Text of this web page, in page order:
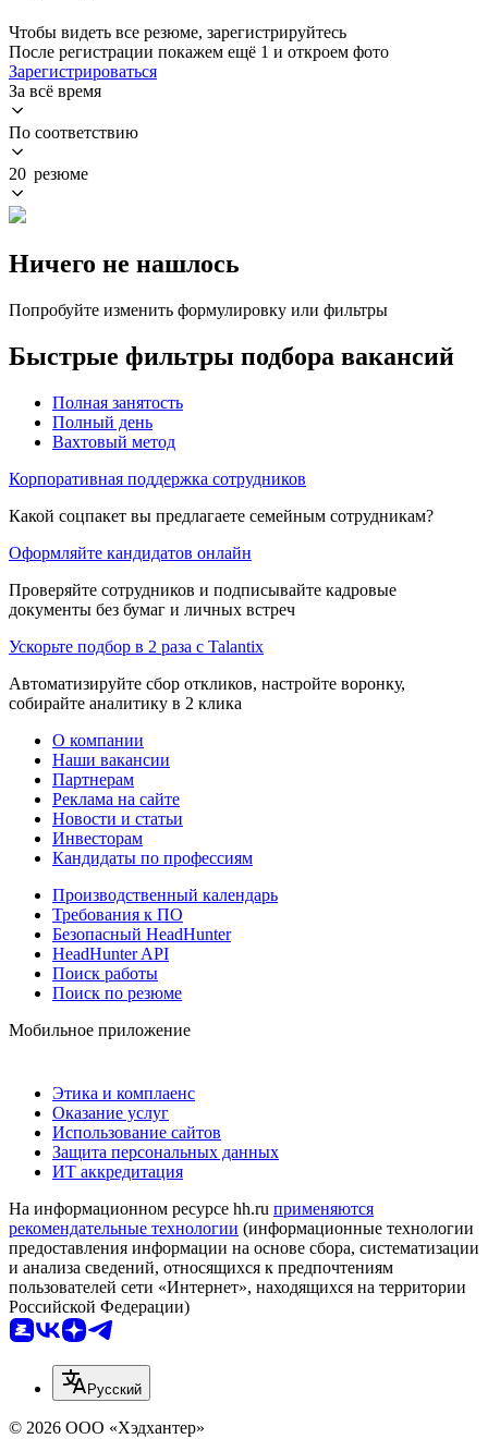
Чтобы видеть все резюме, зарегистрируйтесь
После регистрации покажем ещё 1 и откроем фото
Зарегистрироваться
За всё время
По соответствию
20 резюме
Ничего не нашлось
Попробуйте изменить формулировку или фильтры
Быстрые фильтры подбора вакансий
Полная занятость
Полный день
Вахтовый метод
Корпоративная поддержка сотрудников
Какой соцпакет вы предлагаете семейным сотрудникам?
Оформляйте кандидатов онлайн
Проверяйте сотрудников и подписывайте кадровые
документы без бумаг и личных встреч
Ускорьте подбор в 2 раза с Talantix
Автоматизируйте сбор откликов, настройте воронку,
собирайте аналитику в 2 клика
О компании
Наши вакансии
Партнерам
Реклама на сайте
Новости и статьи
Инвесторам
Кандидаты по профессиям
Производственный календарь
Требования к ПО
Безопасный HeadHunter
HeadHunter API
Поиск работы
Поиск по резюме
Мобильное приложение
Этика и комплаенс
Оказание услуг
Использование сайтов
Защита персональных данных
ИТ аккредитация
На информационном ресурсе hh.ru применяются
рекомендательные технологии (информационные технологии
предоставления информации на основе сбора, систематизации
и анализа сведений, относящихся к предпочтениям
пользователей сети «Интернет», находящихся на территории
Российской Федерации)
Русский
© 2026 ООО «Хэдхантер»